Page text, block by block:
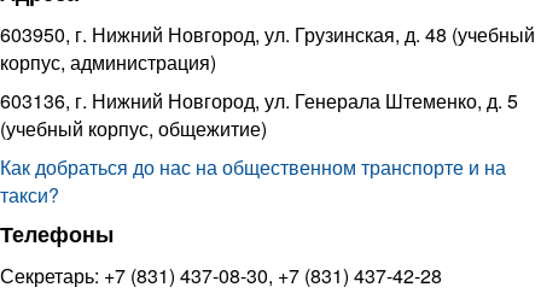
603950, г. Нижний Новгород, ул. Грузинская, д. 48 (учебный
корпус, администрация)
603136, г. Нижний Новгород, ул. Генерала Штеменко, д. 5
(учебный корпус, общежитие)
Как добраться до нас на общественном транспорте и на
такси?
Телефоны
Секретарь: +7 (831) 437-08-30, +7 (831) 437-42-28